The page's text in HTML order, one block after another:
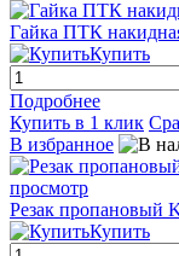
Гайка ПТК
Купить
Подробнее
Купить в 1 клик
В избранное
просмотр
Резак пропановый
Купить